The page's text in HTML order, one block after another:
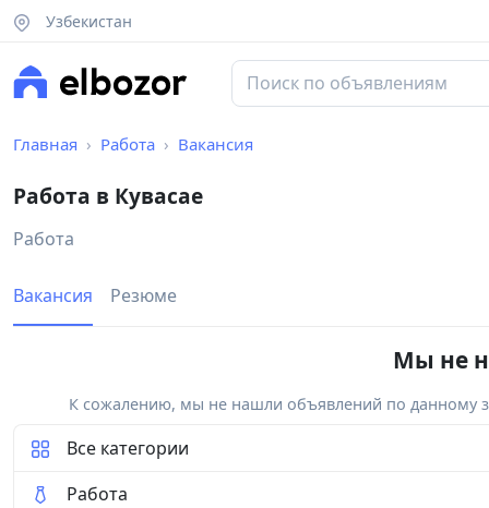
Узбекистан
Главная Работа Вакансия
Работа в Кувасае
Работа
Вакансия Резюме
Мы не
К сожалению, мы не нашли объявлений по данному
Все категории
Работа